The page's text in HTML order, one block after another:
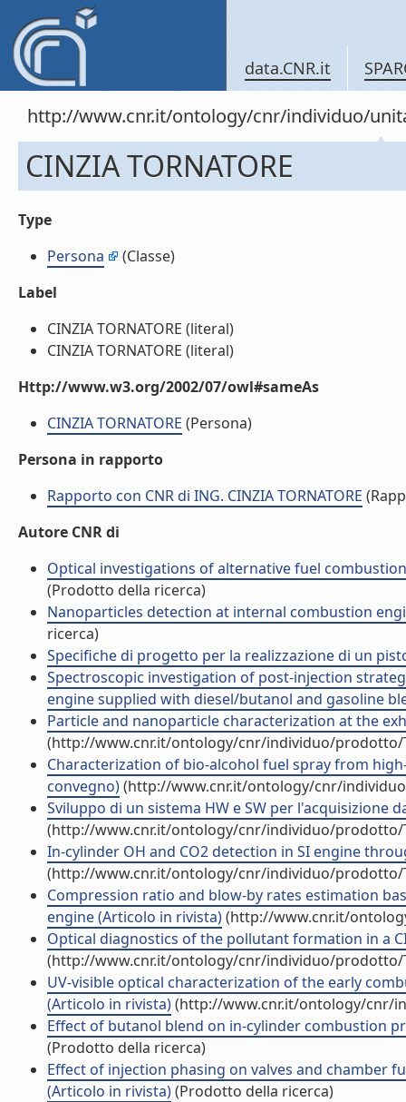
data.CNR.it
http://www.cnr.it/ontology/cnr/individuo/
CINZIA TORNATORE
Type
Persona
(Classe)
Label
CINZIA TORNATORE (literal)
CINZIA TORNATORE (literal)
Http://www.w3.org/2002/07/owl#sameAs
CINZIA TORNATORE (Persona)
Persona in rapporto
Rapporto con CNR di ING. CINZIA TORNATORE
Autore CNR di
Optical investigations of alternative fuel
(Prodotto della ricerca)
Nanoparticles detection at internal combustion
ricerca)
Specifiche di progetto per la realizzazione di un
Spectroscopic investigation of post-injection
engine supplied with diesel/butanol and gasoline
Particle and nanoparticle characterization at the
(http://www.cnr.it/ontology/cnr/individuo/prodotto/
Characterization of bio-alcohol fuel spray from
convegno)(http://www.cnr.it/ontology/cnr/
Sviluppo di un sistema HW e SW per l'acquisizione
(http://www.cnr.it/ontology/cnr/individuo/prodotto/
In-cylinder OH and CO2 detection in SI engine
(http://www.cnr.it/ontology/cnr/individuo/prodotto/
Compression ratio and blow-by rates estimation
engine (Articolo in rivista)(http://www.cnr.it/
Optical diagnostics of the pollutant formation in a
(http://www.cnr.it/ontology/cnr/individuo/prodotto/
UV-visible optical characterization of the early
(Articolo in rivista)(http://www.cnr.it/ontology/cnr/
Effect of butanol blend on in-cylinder combustion
(Prodotto della ricerca)
Effect of injection phasing on valves and chamber
(Articolo in rivista)(Prodotto della ricerca)